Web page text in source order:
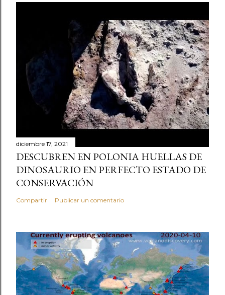
diciembre 17, 2021
DESCUBREN EN POLONIA HUELLAS DE
DINOSAURIO EN PERFECTO ESTADO DE
CONSERVACIÓN
Compartir Publicar un comentario